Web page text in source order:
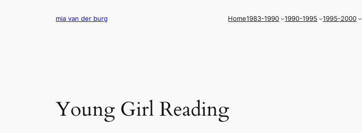
mia van der burg Home1983-1990 1990-1995 1995-2000
Young Girl Reading